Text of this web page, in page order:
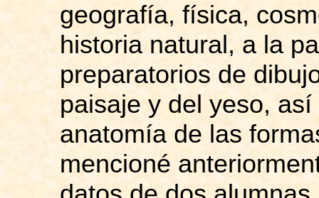
geografía, física,
historia natural, a la
preparatorios de
paisaje y del yeso,
anatomía de las
mencioné